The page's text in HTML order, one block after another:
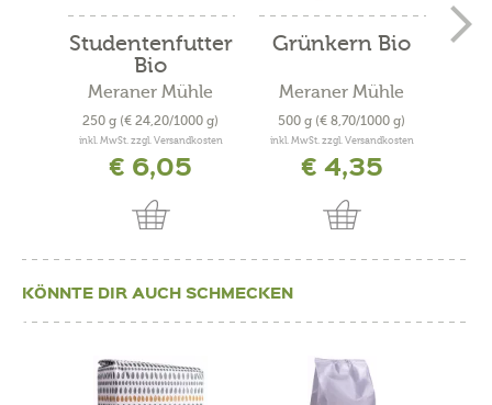
Studentenfutter
Bio
Meraner Mühle
250 g (€ 24,20/1000 g)
inkl. MwSt. zzgl. Versandkosten
€ 6,05
Grünkern Bio
Meraner Mühle
500 g (€ 8,70/1000 g)
inkl. MwSt. zzgl. Versandkosten
€ 4,35
KÖNNTE DIR AUCH SCHMECKEN